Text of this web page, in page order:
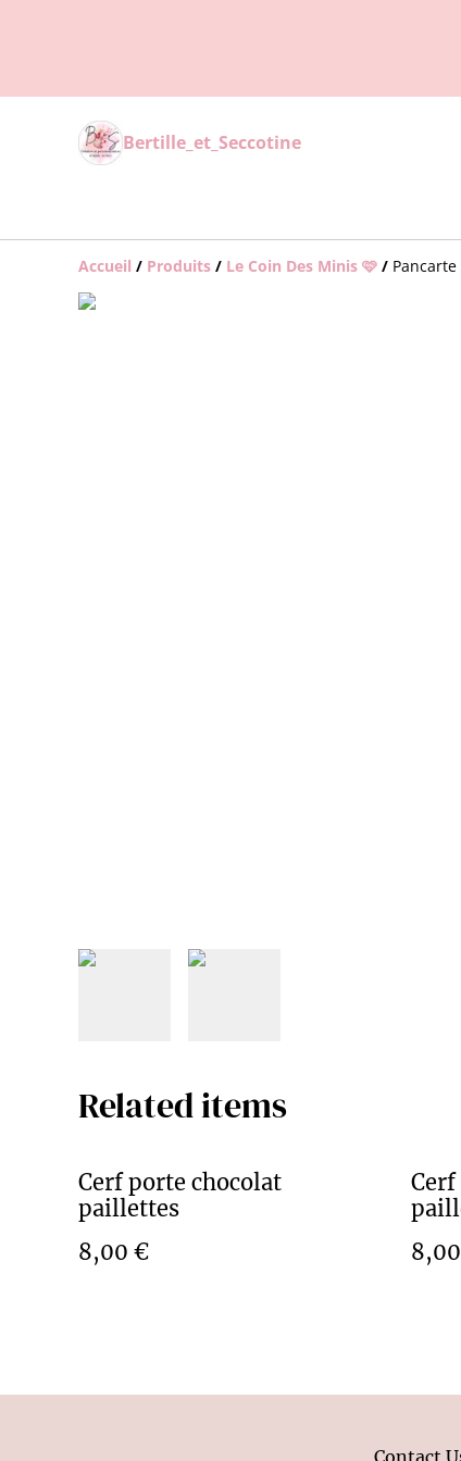
Bertille_et_Seccotine
Accueil / Produits / Le Coin Des Minis 🩷 /
Related items
Cerf porte chocolat
paillettes
8,00 €
Contact